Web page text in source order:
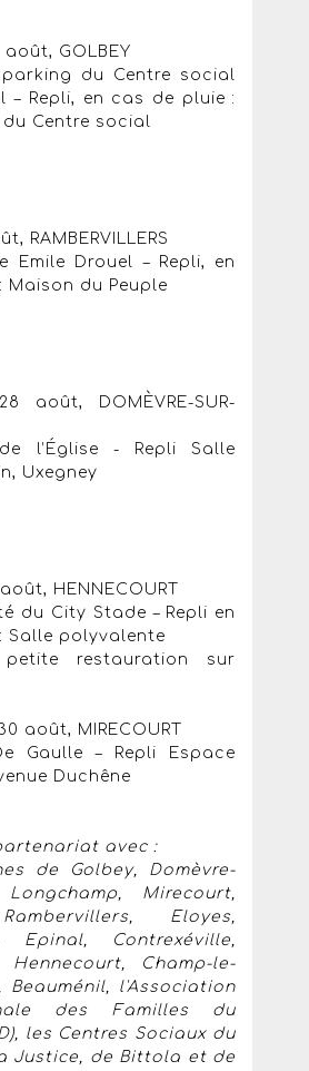
GOLBEY
du Centre social
– Repli, en cas de pluie :
Centre social
RAMBERVILLERS
Emile Drouel – Repli, en
Maison du Peuple
août, DOMÈVRE-SUR-
l’Église - Repli Salle
Uxegney
HENNECOURT
du City Stade – Repli en
Salle polyvalente
restauration sur
août, MIRECOURT
Gaulle – Repli Espace
Duchêne
avec :
de Golbey, Domèvre-
Longchamp, Mirecourt,
Eloyes,
Epinal, Contrexéville,
Hennecourt, Champ-le-
Beauménil, l'Association
des Familles du
les Centres Sociaux du
Justice, de Bittola et de